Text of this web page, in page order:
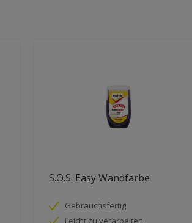
S.O.S. Easy Wandfarbe
Gebrauchsfertig
Leicht zu verarbeiten